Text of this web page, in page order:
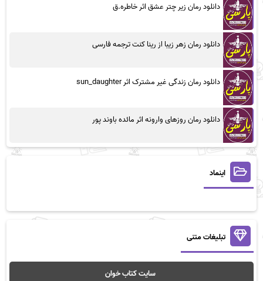
دانلود رمان زیر چتر عشق اثر خاطره.ق
دانلود رمان زهر زیبا از رینا کنت ترجمه فارسی
دانلود رمان زندگی غیر مشترک اثر sun_daughter
دانلود رمان روزهای وارونه اثر مائده باوند پور
اینماد
تبلیغات متنی
سایت کتاب خوان